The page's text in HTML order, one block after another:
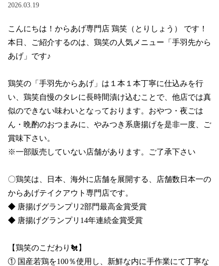
2026.03.19
こんにちは！からあげ専門店 鶏笑（とりしょう） です！
本日、ご紹介するのは、鶏笑の人気メニュー「手羽先から
あげ」です♪
鶏笑の「手羽先からあげ」は１本１本丁寧に仕込みを行
い、鶏笑自慢のタレに長時間漬け込むことで、他店では真
似のできない味わいとなっております。おやつ・夜ごは
ん・晩酌のおつまみに、やみつき系唐揚げを是非一度、ご
賞味下さい。
※一部販売していない店舗があります。ご了承下さい
〇鶏笑は、日本、海外に店舗を展開する、店舗数日本一の
からあげテイクアウト専門店です。
◆ 唐揚げグランプリ2部門最高金賞受賞
◆ 唐揚げグランプリ14年連続金賞受賞
【鶏笑のこだわり🐔】
① 国産若鶏を100％使用し、新鮮な内に手作業にて丁寧な